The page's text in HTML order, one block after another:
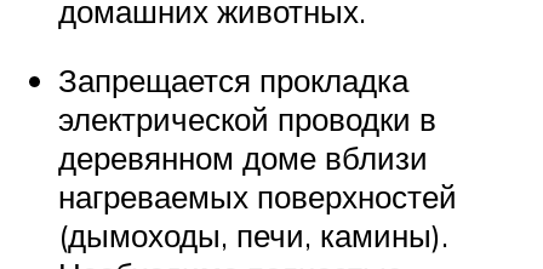
домашних животных.
Запрещается прокладка
электрической проводки в
деревянном доме вблизи
нагреваемых поверхностей
(дымоходы, печи, камины).